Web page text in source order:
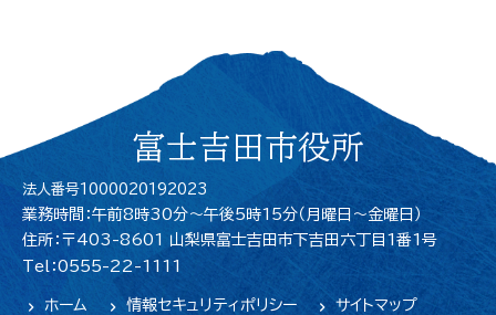
富士吉田市役所
法人番号1000020192023
業務時間：午前8時30分～午後5時15分（月曜日〜金曜日）
住所：〒403-8601 山梨県富士吉田市下吉田六丁目1番1号
Tel：0555-22-1111
ホーム 情報セキュリティポリシー
サイトマップ